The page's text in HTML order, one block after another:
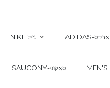
NIKE נייק ADIDAS-אדידס
SAUCONY-סאקוני MEN'S